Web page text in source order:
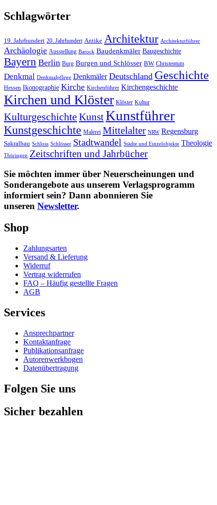
Schlagwörter
19. Jahrhundert 20. Jahrhundert Antike Architektur Architekturführer
Archäologie Ausstellung Barock Baudenkmäler Baugeschichte
Bayern Berlin Burg Burgen und Schlösser BW Christentum
Denkmal Denkmalpflege Denkmäler Deutschland Geschichte
Hessen Ikonographie Kirche Kirchenführer Kirchengeschichte
Kirchen und Klöster Klöster Kultur
Kulturgeschichte KunstKunstführer
Kunstgeschichte Malerei Mittelalter NRW Regensburg
Sakralbau Schloss Schlösser Stadtwandel Städte und Einzelobjekte Theologie
Thüringen Zeitschriften und Jahrbücher
Sie möchten immer über Neuerscheinungen und
Sonderangebote aus unserem Verlagsprogramm
informiert sein? Dann abonnieren Sie
unseren Newsletter.
Shop
Zahlungsarten
Versand & Lieferung
Widerruf
Vertrag widerrufen
FAQ – Häufig gestellte Fragen
AGB
Services
Ansprechpartner
Kontaktanfrage
Publikationsanfrage
Autorenwerkbogen
Datenübertragung
Folgen Sie uns
Sicher bezahlen